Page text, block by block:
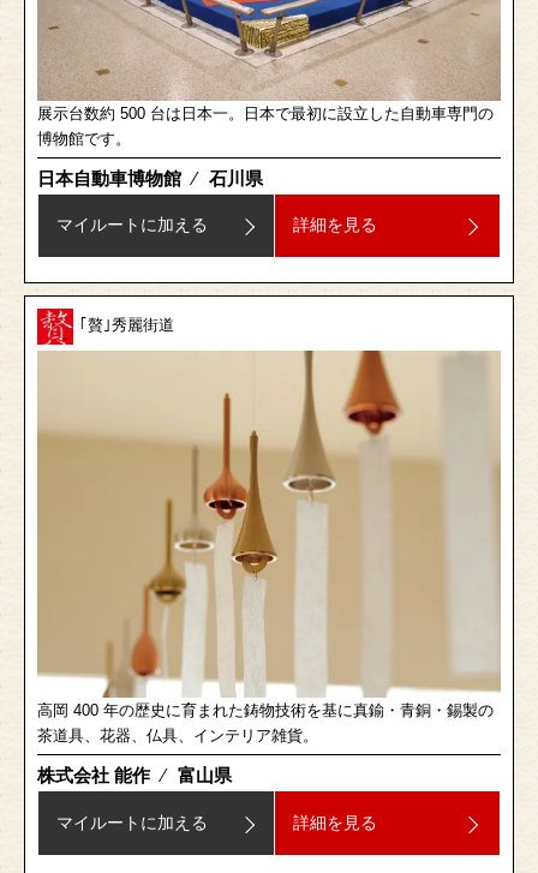
展示台数約 500 台は日本一。日本で最初に設立した自動車専門の
博物館です。
日本自動車博物館 ⁄ 石川県
マイルートに加える 詳細を見る
｢贅｣秀麗街道
高岡 400 年の歴史に育まれた鋳物技術を基に真鍮・青銅・錫製の
茶道具、花器、仏具、インテリア雑貨。
株式会社 能作 ⁄ 富山県
マイルートに加える 詳細を見る